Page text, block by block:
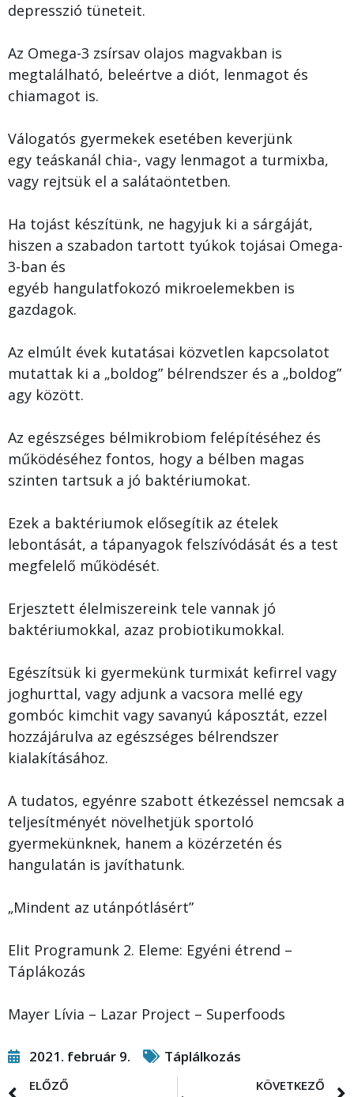
depresszió tüneteit.
Az Omega-3 zsírsav olajos magvakban is
megtalálható, beleértve a diót, lenmagot és
chiamagot is.
Válogatós gyermekek esetében keverjünk
egy teáskanál chia-, vagy lenmagot a turmixba,
vagy rejtsük el a salátaöntetben.
Ha tojást készítünk, ne hagyjuk ki a sárgáját,
hiszen a szabadon tartott tyúkok tojásai Omega-
3-ban és
egyéb hangulatfokozó mikroelemekben is
gazdagok.
Az elmúlt évek kutatásai közvetlen kapcsolatot
mutattak ki a „boldog” bélrendszer és a „boldog”
agy között.
Az egészséges bélmikrobiom felépítéséhez és
működéséhez fontos, hogy a bélben magas
szinten tartsuk a jó baktériumokat.
Ezek a baktériumok elősegítik az ételek
lebontását, a tápanyagok felszívódását és a test
megfelelő működését.
Erjesztett élelmiszereink tele vannak jó
baktériumokkal, azaz probiotikumokkal.
Egészítsük ki gyermekünk turmixát kefirrel vagy
joghurttal, vagy adjunk a vacsora mellé egy
gombóc kimchit vagy savanyú káposztát, ezzel
hozzájárulva az egészséges bélrendszer
kialakításához.
A tudatos, egyénre szabott étkezéssel nemcsak a
teljesítményét növelhetjük sportoló
gyermekünknek, hanem a közérzetén és
hangulatán is javíthatunk.
„Mindent az utánpótlásért”
Elit Programunk 2. Eleme: Egyéni étrend –
Táplákozás
Mayer Lívia – Lazar Project – Superfoods
2021. február 9. Táplálkozás
ELŐZŐ
KÖVETKEZŐ